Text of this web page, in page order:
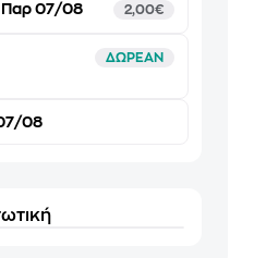
Παρ 07/08 2,00€
ΔΩΡΕΑΝ
08